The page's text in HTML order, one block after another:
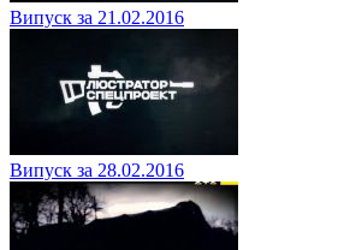
Випуск за 21.02.2016
Випуск за 28.02.2016